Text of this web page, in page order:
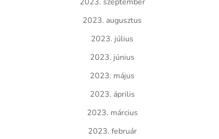
2023. augusztus
2023. július
2023. június
2023. május
2023. április
2023. március
2023. február